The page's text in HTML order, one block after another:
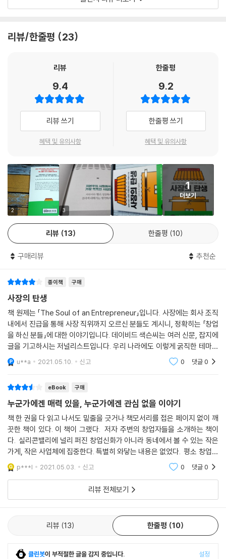
고, 돈은 거저 생기지 않으며, 이상은 쉽게 희생된다. 뱁슨 대학교의 셰릴
슬로건이 지켜지는지 마는지 판가름이 난다. (261쪽, 5장 사회적으로 깨
어 있는 자본주의자)
벤처 투자자들과 존경받는 스타트업 인사들은 확신에 차서 사람들에게 실
패를 두려워하지 말고, 적극적이고 당당하고 열정적으로 실패를 받아들이
라고 이야기한다. 빨리 실패하라. 실패를 딛고 전진하라. 실패를 발판 삼아
상승하라. 실패의 잔재로부터 다시 일어나 성공할 때까지 실패하라. 하지
험이며, 아무리 찾아봐도 영광이라고는 없다. 창업가는 사업이라는 모험에
뛰어들 때, 자신의 재산과 집, 건강과 가족, 자존심과 정체성, 궁극적으로
는 인생 전체에 대해 위험을 무릅쓰는 것이다. 사업이 실패하면, 모든 것이
영향을 받을 수 있다.
(364쪽, 7장 21세기 카우보이는 무엇으로 사는가)
타 기업에 매각하는 방법’ 등을 다룬다. 혹은 일론 머스크, 스티브 잡스, 마
그리고 어떻게 매일매일을 이겨내고 성공에 이르는지 알려주는 책은 없었
“실제로는 여전히 넓은 범위의 창업가들이 자기 사업을 시작하는 사람들
의 압도적 다수를 차지하고 있었다. 그들은 비가 새는 우리 집의 지붕을 고
쳤고, 내가 먹는 빵을 구웠고, 내 웹사이트를 디자인했고, 내 자동차의 타
이어를 교체했고, 내 머리를 손질해주었다.” (30쪽, 프롤로그)
업에만 있는 것이 아닌, 다양한 산업에 종사하고 있었다. 또한 대부분의 기
업가들은 거액의 벤처캐피털을 확보하고 언론 인터뷰를 하며 매년 수십 개
콘퍼런스에 참석하지 않는다. 그 대신 자기 자신을 위해 일하고 싶어 기업
가가 돼 소규모 사업을 시작하고 운영하는 사람이 대다수였다. BTS가 케
이팝의 전부는 아니듯 사장 이야기에도 다양한 면모와 색깔이 있다는 걸
알게 된 것이다.
화려한 CEO에서부터 작고 소박한 생계형 사업을 만든 사람들까지
“그들의 근성이 훌륭하다거나, 사업수완이 좋다는 게 아니다. 나는 세상에
서 먹고 사는 문제를 해결해야 하는 인간으로서 “꼼짝달싹 못하는” 상황을
버텨내고 있는 그들에게서 동지애 같은 걸 느낀다. 빨리 기업을 팔아 큰 돈
을 쥐는 것을 목표로 하는 스타트업들이 대세가 되어버린 실리콘밸리의 창
업가들에게서는 느낄 수 없는 감정.” (13쪽, 추천의 글)
저자가 만난 첫 번째 사장 그룹은 출발점에 선 사람들이다. 새로운 인생을
시작하는 이민자 이야기, 사업이 아닌 자신이 원하는 삶을 중심으로 창업
한 여성의 이야기, 자신의 성공을 공동체에 환원한 사람의 이야기가 그것
이다. 두 번째 사장 그룹은 사업을 성장시키기 위해 어려움과 맞서고 있었
다. 그들은 사업을 시작하고 한참 후에야 자신에게 중요한 것이 무엇인지
깨달았거나, 여러 세대 동안 물려받은 유산을 이어나가고 있거나, 창업에
따르는 대가를 치르기 위해 자기 자신과 주변 사람들을 희생시키고 있었
다. 마지막으로 자신의 아이디어를 세상에 내놓는 것이야말로 자기 삶의
의미라고 생각하는 70대 노인 창업가의 이야기가 펼쳐진다.
데이비드 색스는 말한다. 창업가가 된다는 것은 돈을 버는 방식, 그 이상의
의미를 지닌다고. 아마도 우리가 사장에 대해 물어야 할 더 중요한 질문은
‘무엇’이 아니라 ‘왜’일 것이다. 왜 사장이 되는가? 왜 자기 일을 하기로 선
택하는가? 왜 평생 그 일을 계속하는가? 개인적인 가치를 실현하기 위해
서, 또는 가족의 유산을 형상화하기 위해서. 창업가는 흥망성쇠를 겪어내
을 번다는 것의 의미를 찾고 싶은 독자에게 이 책은 강력한 응원군이 되어
리뷰/한줄평 23
리뷰
9.4
리뷰 쓰기
혜택 및 유의사항
한줄평
9.2
한줄평 쓰기
혜택 및 유의사항
2 3
1
더보기
리뷰 13 한줄평 10
구매리뷰 추천순
종이책 구매
사장의 탄생
책 원제는 「The Soul of an Entrepreneur」입니다. 사장에는 회사 조직
내에서 진급을 통해 사장 직위까지 오르신 분들도 계시니, 정확히는 「창업
을 하신 분들」에 대한 이야기입니다. 데이비드 색슨씨는 여러 신문, 잡지에
글을 기고하시는 저널리스트입니다. 우리 나라에도 이렇게 굵직한 테마를
가지고 오랜 시간 관찰해 가면 책까지 완성시키는 전업 저널리스트가 많이
계시겠지만,
u**a 2021.05.10. 신고 0 댓글0
eBook 구매
누군가에겐 매력 있을, 누군가에겐 관심 없을 이야기
책 한 권을 다 읽고 나서도 밑줄을 긋거나 책모서리를 접은 페이지 없이 깨
끗한 책이 있다. 이 책이 그랬다. 저자 주변의 창업자들을 소개하는 책이
다. 실리콘밸리에 널리 퍼진 창업신화가 아니라 동네에서 볼 수 있는 작은
가게, 작은 사업체에 집중한다. 특별히 와닿는 내용은 없었다. 평소 창업에
관심 있어서 관련 책을 몇 권 읽었던 사람이라면 굳이 읽을 필요 없지 않을
까.
p***l 2021.05.03. 신고 0 댓글0
리뷰 전체보기
리뷰 13 한줄평 10
클린봇이 부적절한 글을 감지 중입니다. 설정